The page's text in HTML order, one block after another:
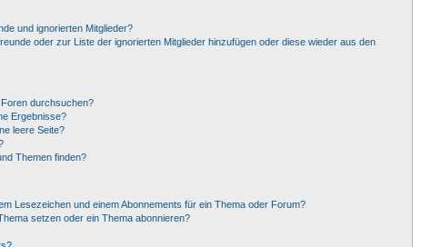
und ignorierten Mitglieder?
oder zur Liste der ignorierten Mitglieder hinzufügen oder diese wieder aus den
durchsuchen?
Ergebnisse?
leere Seite?
Themen finden?
Lesezeichen und einem Abonnements für ein Thema oder Forum?
setzen oder ein Thema abonnieren?